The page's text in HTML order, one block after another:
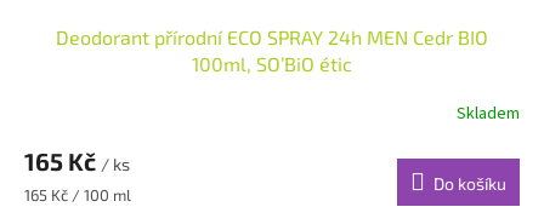
Deodorant přírodní ECO SPRAY 24h MEN Cedr BIO
100ml, SO’BiO étic
Skladem
165 Kč / ks
Měrná
165 Kč / 100 ml
Do košíku